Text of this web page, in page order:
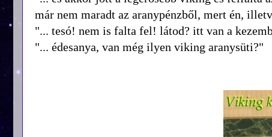
már nem maradt az aranypénzből, mert én,
"... tesó! nem is falta fel! látod? itt van a
"... édesanya, van még ilyen viking aranysüti?"